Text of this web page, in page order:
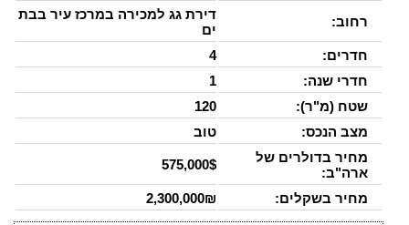
רחוב:
דירת גג למכירה במרכז עיר בבת
ים
חדרים:
4
חדרי שנה:
1
שטח (מ"ר):
120
מצב הנכס:
טוב
מחיר בדולרים של
ארה"ב:
575,000$
מחיר בשקלים: 2,300,000₪